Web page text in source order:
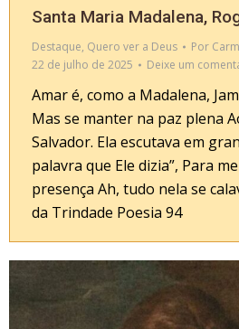
Santa Maria Madalena,
Destaque, Quero ver a Deus Por
22 de julho de 2025
Deixe um
Amar é, como a Madalena,
Mas se manter na paz plena
Salvador. Ela escutava em
palavra que Ele dizia”, Para
presença Ah, tudo nela se
da Trindade Poesia 94